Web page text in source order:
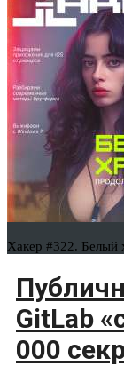
Хакер #322. Белый
GitLab
000